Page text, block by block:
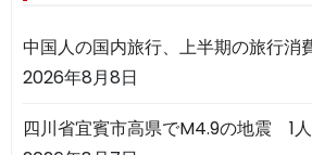
中国人の国内旅行、上半期の旅行消
2026年8月8日
四川省宜賓市高県でM4.9の地震 1